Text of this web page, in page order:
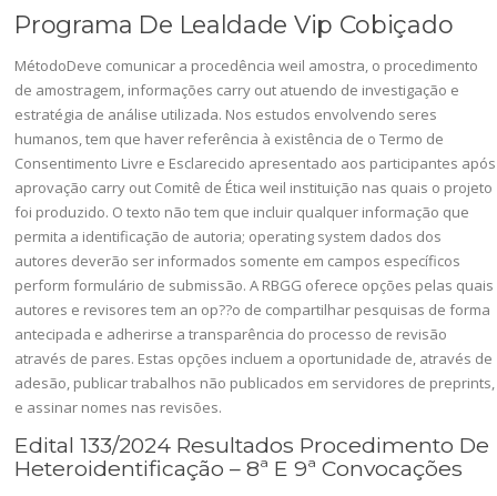
Programa De Lealdade Vip Cobiçado
MétodoDeve comunicar a procedência weil amostra, o procedimento
de amostragem, informações carry out atuendo de investigação e
estratégia de análise utilizada. Nos estudos envolvendo seres
humanos, tem que haver referência à existência de o Termo de
Consentimento Livre e Esclarecido apresentado aos participantes após
aprovação carry out Comitê de Ética weil instituição nas quais o projeto
foi produzido. O texto não tem que incluir qualquer informação que
permita a identificação de autoria; operating system dados dos
autores deverão ser informados somente em campos específicos
perform formulário de submissão. A RBGG oferece opções pelas quais
autores e revisores tem an op??o de compartilhar pesquisas de forma
antecipada e adherirse a transparência do processo de revisão
através de pares. Estas opções incluem a oportunidade de, através de
adesão, publicar trabalhos não publicados em servidores de preprints,
e assinar nomes nas revisões.
Edital 133/2024 Resultados Procedimento De
Heteroidentificação – 8ª E 9ª Convocações